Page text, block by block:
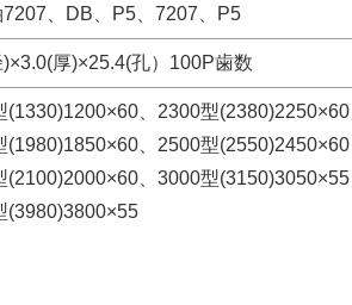
7207、DB、P5、7207、P5
厚)×25.4(孔）100P歯数
(1330)1200×60、2300型(2380)2250×60
(1980)1850×60、2500型(2550)2450×60
(2100)2000×60、3000型(3150)3050×55
(3980)3800×55